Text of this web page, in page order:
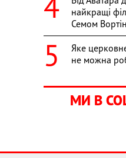
найкращі
Семом
Яке
не можна
МИ В